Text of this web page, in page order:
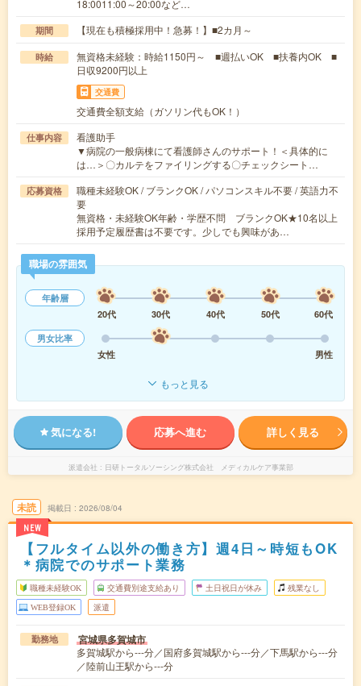
18:0011:00～20:00など…
期間 【現在も積極採用中！急募！】■2カ月～
時給
無資格未経験：時給1150円～ ■週払いOK ■扶養内OK ■
日収9200円以上
交通費
交通費全額支給（ガソリン代もOK！）
仕事内容
看護助手
▼病院の一般病棟にて看護師さんのサポート！＜具体的に
は…＞〇カルテをファイリングする〇チェックシート…
応募資格
職種未経験OK / ブランクOK / パソコンスキル不要 / 英語力不
要
無資格・未経験OK年齢・学歴不問 ブランクOK★10名以上
採用予定履歴書は不要です。少しでも興味があ…
職場の雰囲気
年齢層
20代
30代 40代 50代
60代
男女比率
女性
男性
もっと見る
気になる! 応募へ進む 詳しく見る
派遣会社 日研トータルソーシング株式会社 メディカルケア事業部
未読
NEW
掲載日 2026/08/04
【フルタイム以外の働き方】週4日～時短もOK
＊病院でのサポート業務
職種未経験OK 交通費別途支給あり 土日祝日が休み 残業なし
WEB登録OK 派遣
勤務地 宮城県多賀城市
多賀城駅から---分／国府多賀城駅から---分／下馬駅から---分
／陸前山王駅から---分